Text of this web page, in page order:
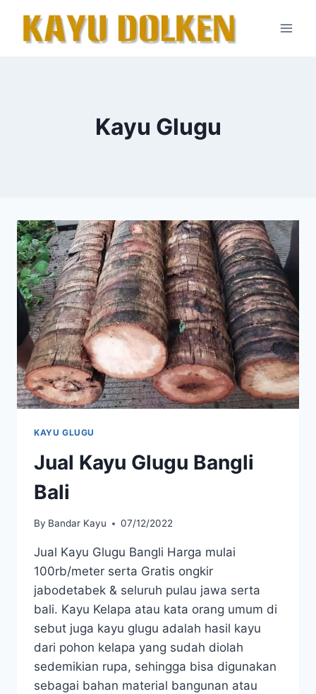
content
Kayu Glugu
KAYU GLUGU
Jual Kayu Glugu Bangli
Bali
By Bandar Kayu 07/12/2022
Jual Kayu Glugu Bangli Harga mulai
100rb/meter serta Gratis ongkir
jabodetabek & seluruh pulau jawa serta
bali. Kayu Kelapa atau kata orang umum di
sebut juga kayu glugu adalah hasil kayu
dari pohon kelapa yang sudah diolah
sedemikian rupa, sehingga bisa digunakan
sebagai bahan material bangunan atau